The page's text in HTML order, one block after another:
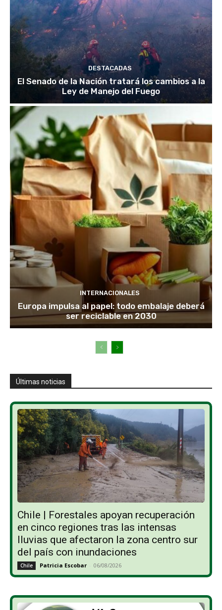
DESTACADAS
El Senado de la Nación tratará los cambios a la
Ley de Manejo del Fuego
INTERNACIONALES
Europa impulsa al papel: todo embalaje deberá
ser reciclable en 2030
Últimas noticias
Chile | Forestales apoyan recuperación
en cinco regiones tras las intensas
lluvias que afectaron la zona centro sur
del país con inundaciones
Chile Patricia Escobar - 06/08/2026